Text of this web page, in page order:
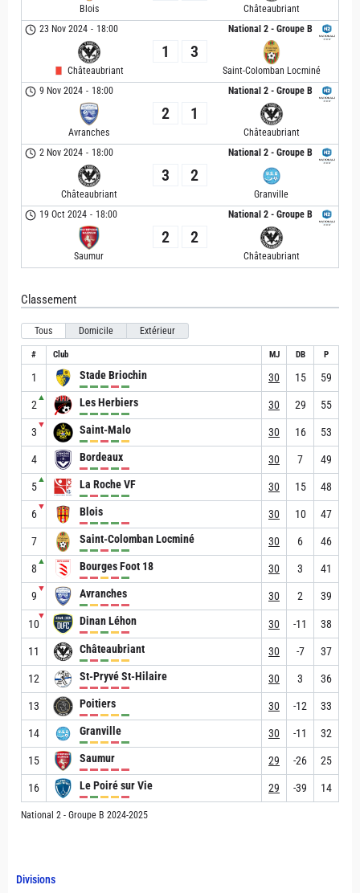
Divisions
Blois
Châteaubriant
National 2 - Groupe B
23 Nov 2024 - 18:00
Châteaubriant
1 3
Saint-Colomban Locminé
National 2 - Groupe B
9 Nov 2024 - 18:00
Avranches
2 1
Châteaubriant
National 2 - Groupe B
2 Nov 2024 - 18:00
Châteaubriant
3 2
Granville
National 2 - Groupe B
19 Oct 2024 - 18:00
Saumur
2 2
Châteaubriant
Classement
Tous Domicile Extérieur
# Club MJ DB P
1 Stade Briochin 30 15 59
2
▲ Les Herbiers 30 29 55
3
▼ Saint-Malo 30 16 53
4 Bordeaux 30 7 49
5
▲ La Roche VF 30 15 48
6
▼ Blois 30 10 47
7 Saint-Colomban Locminé 30 6 46
8
▲ Bourges Foot 18 30 3 41
9
▼ Avranches 30 2 39
10
▼ Dinan Léhon 30 -11 38
11 Châteaubriant 30 -7 37
12 St-Pryvé St-Hilaire 30 3 36
13 Poitiers 30 -12 33
14 Granville 30 -11 32
15 Saumur 29 -26 25
16 Le Poiré sur Vie 29 -39 14
National 2 - Groupe B 2024-2025